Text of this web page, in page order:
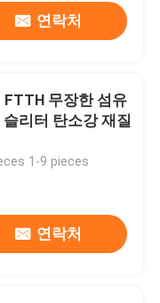
연락처
무장한 섬유
리터 탄소강 재질
1-9 pieces
연락처